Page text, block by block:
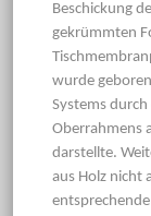
Beschickung
gekrümmten
wurde
Systems
Oberrahmens
darstellte.
aus Holz nicht